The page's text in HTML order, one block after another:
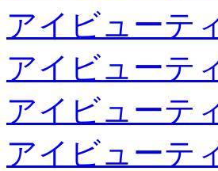
アイビューテ
アイビューテ
アイビューテ
アイビューテ